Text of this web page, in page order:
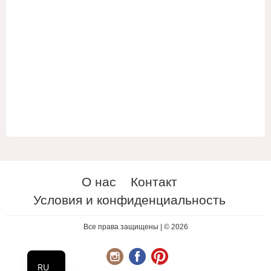
О нас
Контакт
Условия и конфиденциальность
Все права защищены | © 2026
RU
ES